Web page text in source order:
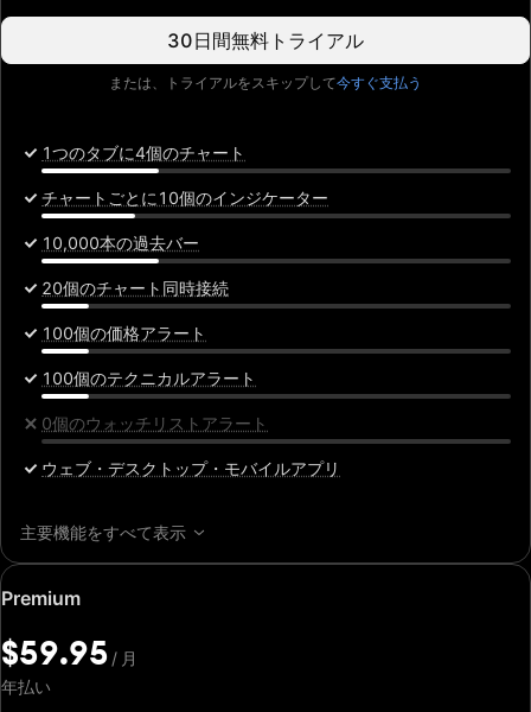
30日間無料トライアル
または、トライアルをスキップして今すぐ支払う
1つのタブに4個のチャート
チャートごとに10個のインジケーター
10,000本の過去バー
20個のチャート同時接続
100個の価格アラート
100個のテクニカルアラート
0個のウォッチリストアラート
ウェブ・デスクトップ・モバイルアプリ
主要機能をすべて表示
Premium
特
価
格:
$59.95
$59.95 / 月
年払い